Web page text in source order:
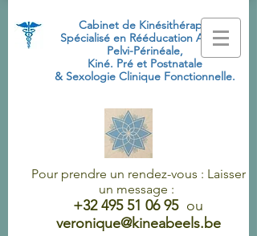
Cabinet de Kinésithérapie
Spécialisé en Rééducation Abdo-
Pelvi-Périnéale,
Kiné. Pré et Postnatale
& Sexologie Clinique Fonctionnelle.
Pour prendre un rendez-vous : Laisser
un message :
+32 495 51 06 95 ou
veronique@kineabeels.be